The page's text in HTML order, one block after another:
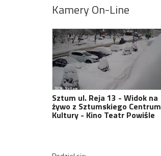
Kamery On-Line
Sztum ul. Reja 13 - Widok na
żywo z Sztumskiego Centrum
Kultury - Kino Teatr Powiśle